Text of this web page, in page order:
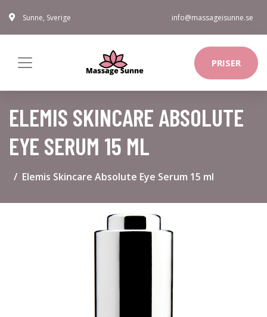
Sunne, Sverige info@massageisunne.se
PRISER
ELEMIS SKINCARE ABSOLUTE
EYE SERUM 15 ML
Elemis Skincare Absolute Eye Serum 15 ml